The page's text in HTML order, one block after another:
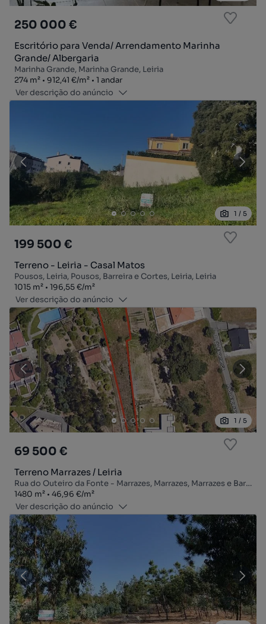
250 000 €
Escritório para Venda/ Arrendamento Marinha
Grande/ Albergaria
Marinha Grande, Marinha Grande, Leiria
Zona
274 m²
Preço por metro quadrado
912,41 €/m²
Andar
1 andar
Ver descrição do anúncio
1 / 5
199 500 €
Terreno - Leiria - Casal Matos
Pousos, Leiria, Pousos, Barreira e Cortes, Leiria, Leiria
Zona
1015 m²
Preço por metro quadrado
196,55 €/m²
Ver descrição do anúncio
1 / 5
69 500 €
Terreno Marrazes / Leiria
Rua do Outeiro da Fonte - Marrazes, Marrazes, Marrazes e Barosa, Leiria, Leiria
Zona
1480 m²
Preço por metro quadrado
46,96 €/m²
Ver descrição do anúncio